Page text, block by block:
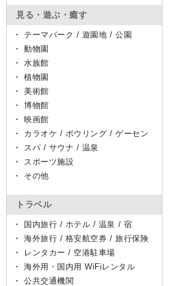
見る・遊ぶ・癒す
・ テーマパーク / 遊園地 / 公園
・動物園
・ 水族館
・植物園
・美術館
・博物館
・映画館
・ カラオケ / ボウリング / ゲーセン
・
スパ / サウナ / 温泉
・
スポーツ施設
・ その他
トラベル
・
国内旅行 / ホテル / 温泉 / 宿
・海外旅行 / 格安航空券 / 旅行保険
・
レンタカー / 空港駐車場
・海外用・国内用 WiFiレンタル
・公共交通機関